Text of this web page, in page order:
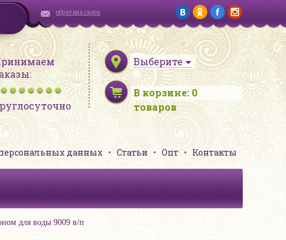
обратная связь
Выберите
В корзине: 0
товаров
данных Статьи Опт Контакты
для воды 9009 в/п